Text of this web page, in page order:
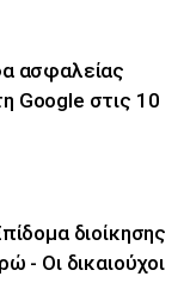
ασφαλείας
Google στις 10
διοίκησης
- Οι δικαιούχοι